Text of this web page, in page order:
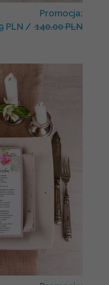
Promocja:
PLN / 140.00 PLN